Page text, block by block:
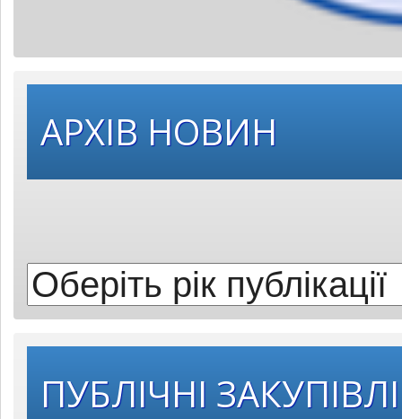
АРХІВ НОВИН
Оберіть
рік
публікації:
ПУБЛІЧНІ ЗАКУПІВЛІ